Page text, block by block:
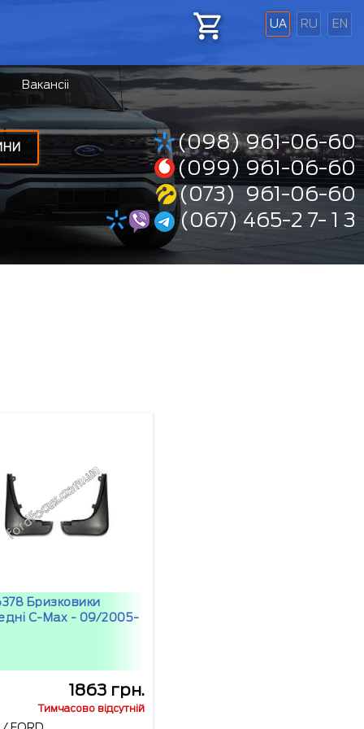
UA RU EN
Вакансіі
(098) 961-06-60
(099) 961-06-60
(073) 961-06-60
(067) 465-2 7- 1 3
Бризковики
C-Max - 09/2005-
1863 грн.
Тимчасово відсутній